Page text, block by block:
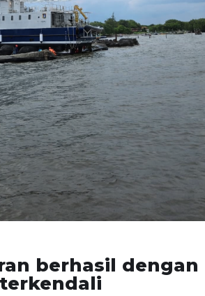
berhasil dengan